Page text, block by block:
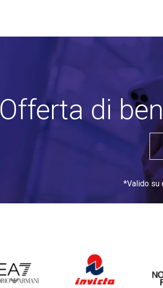
Offerta di
*Valido su
INVICTA